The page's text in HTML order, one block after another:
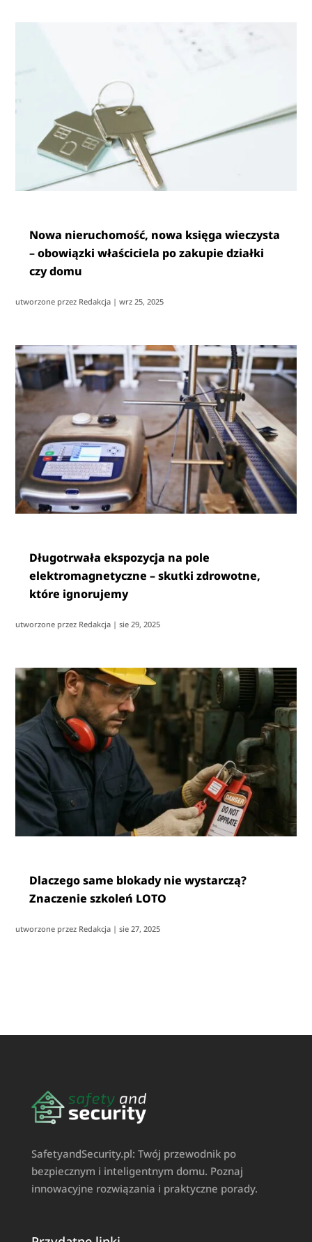
Nowa nieruchomość, nowa księga wieczysta
– obowiązki właściciela po zakupie działki
czy domu
utworzone przez Redakcja |wrz 25, 2025
Długotrwała ekspozycja na pole
elektromagnetyczne – skutki zdrowotne,
które ignorujemy
utworzone przez Redakcja |sie 29, 2025
Dlaczego same blokady nie wystarczą?
Znaczenie szkoleń LOTO
utworzone przez Redakcja |sie 27, 2025
SafetyandSecurity.pl: Twój przewodnik po
bezpiecznym i inteligentnym domu. Poznaj
innowacyjne rozwiązania i praktyczne porady.